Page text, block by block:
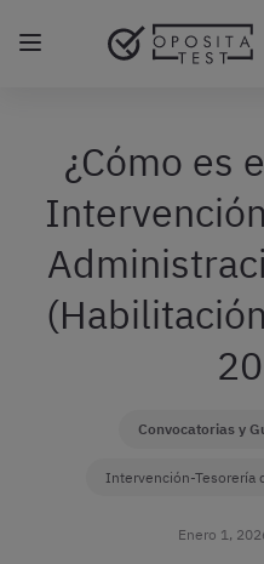
¿Cómo es
Convocatorias y
Intervención-Tesorería
Enero 1,